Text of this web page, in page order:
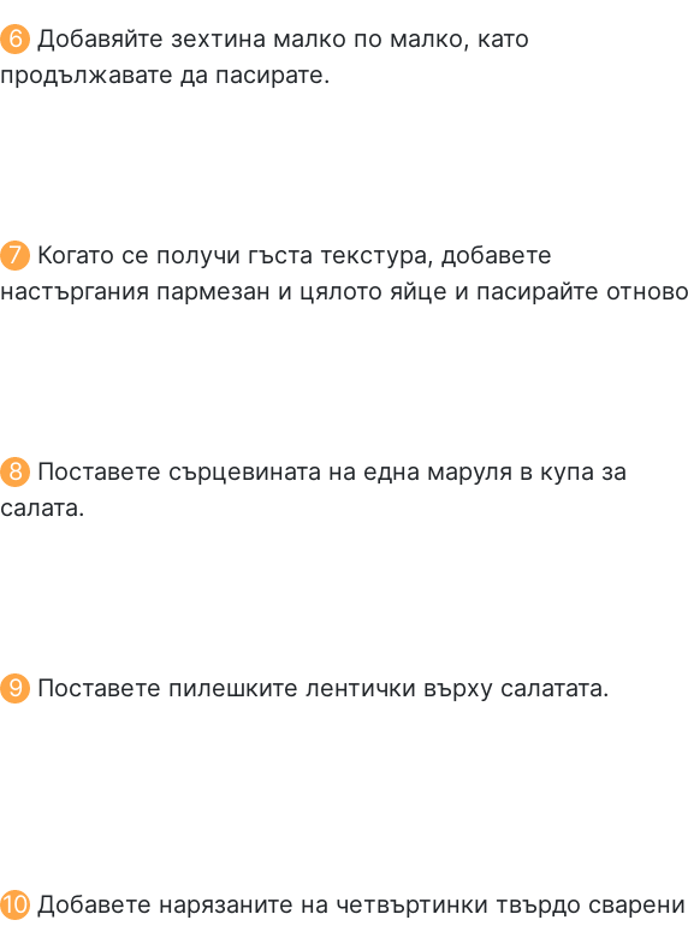
Добавяйте зехтина малко по малко, като
продължавате да пасирате.
Когато се получи гъста текстура, добавете
настъргания пармезан и цялото яйце и пасирайте
Поставете сърцевината на една маруля в купа за
салата.
Поставете пилешките лентички върху салатата.
Добавете нарязаните на четвъртинки твърдо сварени